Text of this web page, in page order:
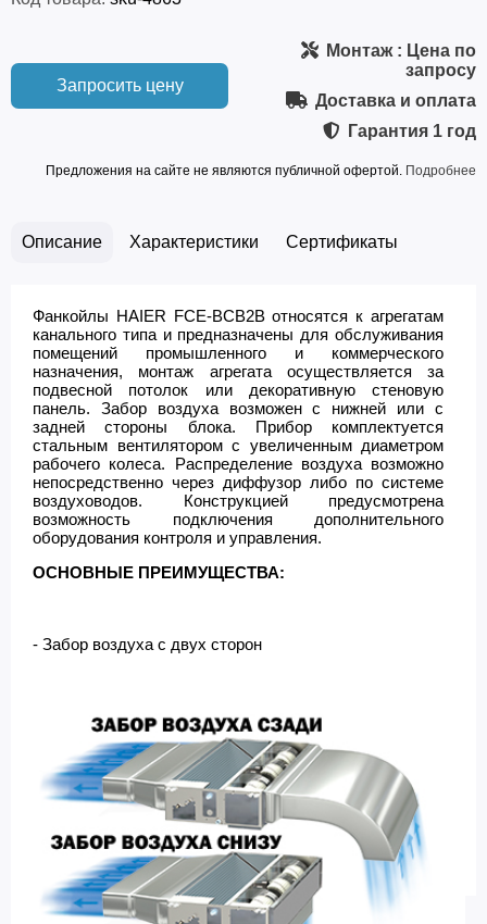
Запросить цену
Монтаж: Цена по
запросу
Доставка и оплата
Гарантия 1 год
Предложения на сайте не являются публичной офертой. Подробнее
Описание Характеристики Сертификаты
Фанкойлы HAIER FCE-BCB2B относятся к агрегатам
канального типа и предназначены для обслуживания
помещений промышленного и коммерческого
назначения, монтаж агрегата осуществляется за
подвесной потолок или декоративную стеновую
панель. Забор воздуха возможен с нижней или с
задней стороны блока. Прибор комплектуется
стальным вентилятором с увеличенным диаметром
рабочего колеса. Распределение воздуха возможно
непосредственно через диффузор либо по системе
воздуховодов. Конструкцией предусмотрена
возможность подключения дополнительного
оборудования контроля и управления.
ОСНОВНЫЕ ПРЕИМУЩЕСТВА:
- Забор воздуха с двух сторон